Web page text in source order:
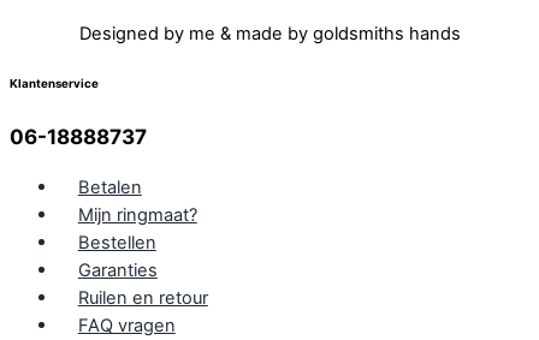
Designed by me & made by goldsmiths hands
Klantenservice
06-18888737
Betalen
Mijn ringmaat?
Bestellen
Garanties
Ruilen en retour
FAQ vragen